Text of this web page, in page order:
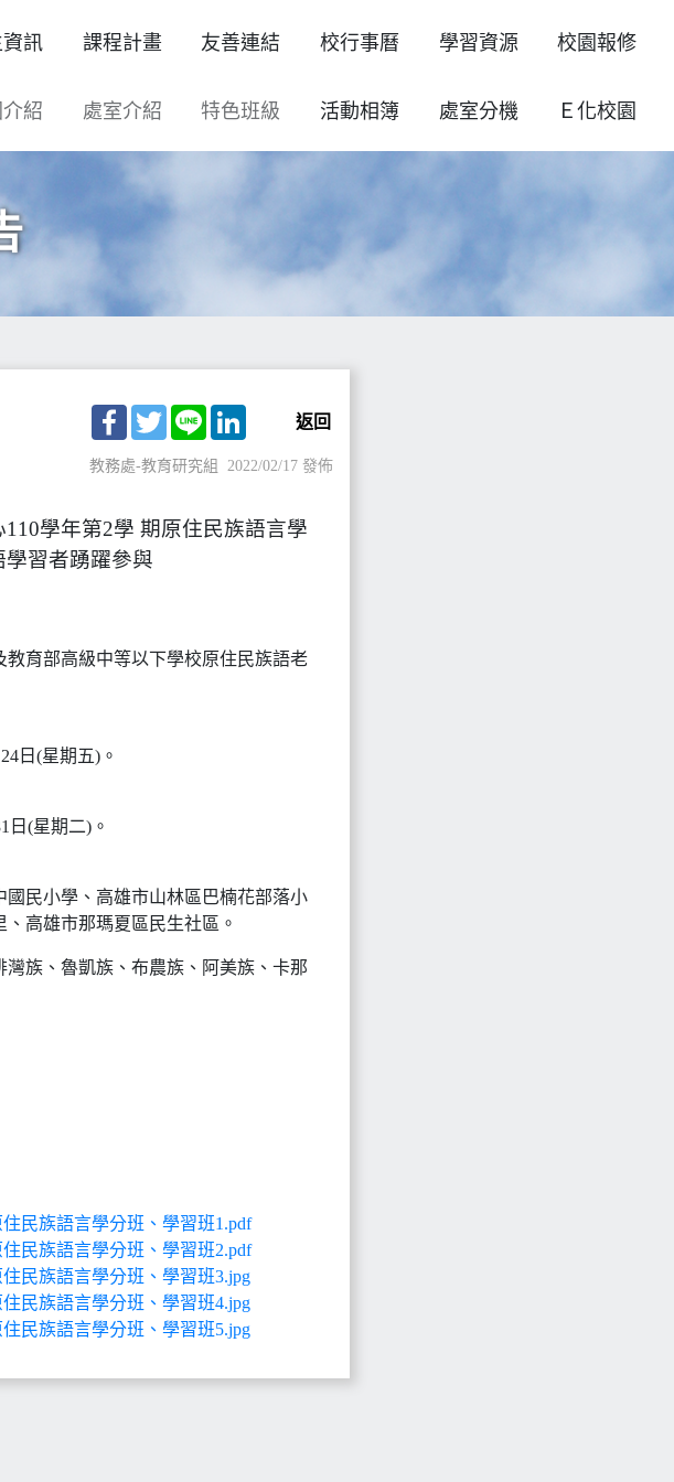
訊 課程計畫 友善連結 校行事曆 學習資源 校園報修
紹 處室介紹 特色班級 活動相簿 處室分機 Ｅ化校園
Facebook
TwitterLine LinkedIn返回
教務處-教育研究組 2022/02/17 發佈
學年第2學 期原住民族語言學
習者踴躍參與
育部高級中等以下學校原住民族語老
日(星期五)。
日(星期二)。
民小學、高雄市山林區巴楠花部落小
高雄市那瑪夏區民生社區。
族、魯凱族、布農族、阿美族、卡那
民族語言學分班、學習班1.pdf
民族語言學分班、學習班2.pdf
民族語言學分班、學習班3.jpg
民族語言學分班、學習班4.jpg
民族語言學分班、學習班5.jpg